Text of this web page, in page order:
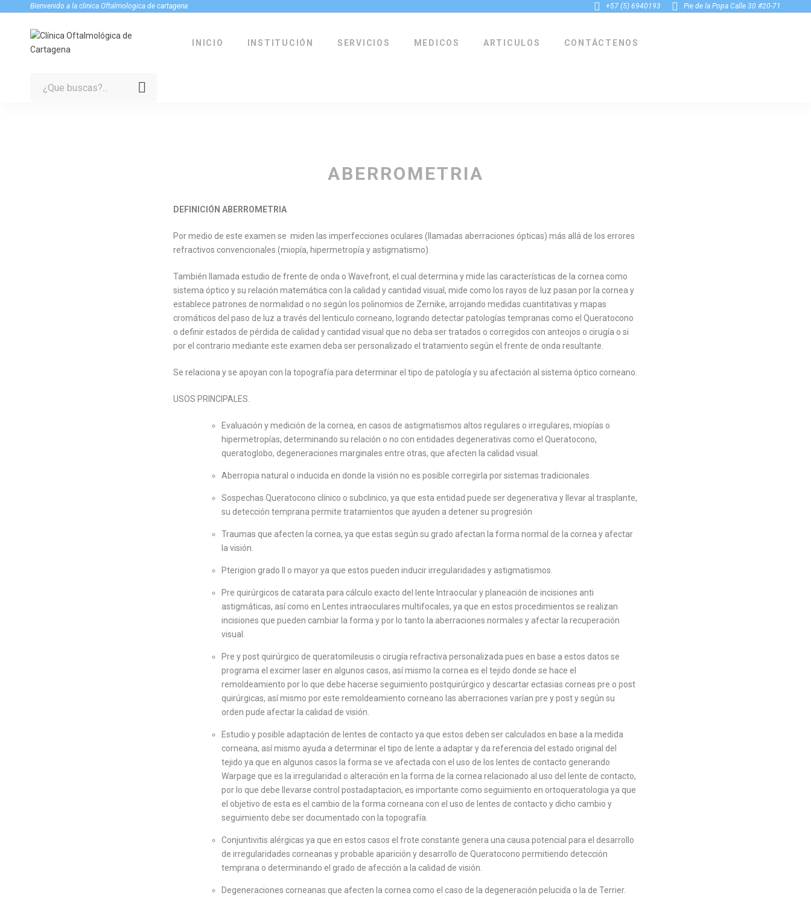
Bienvenido a la clinica Oftalmologica de cartagena +57 (5) 6940193 Pie de la Popa Calle 30 #20-71
INICIO INSTITUCIÓN SERVICIOS MEDICOS ARTICULOS CONTÁCTENOS
Search
ABERROMETRIA
DEFINICIÓN ABERROMETRIA
Por medio de este examen se miden las imperfecciones oculares (llamadas aberraciones ópticas) más allá de los errores
refractivos convencionales (miopía, hipermetropía y astigmatismo).
También llamada estudio de frente de onda o Wavefront, el cual determina y mide las características de la cornea como
sistema óptico y su relación matemática con la calidad y cantidad visual, mide como los rayos de luz pasan por la cornea y
establece patrones de normalidad o no según los polinomios de Zernike, arrojando medidas cuantitativas y mapas
cromáticos del paso de luz a través del lenticulo corneano, logrando detectar patologías tempranas como el Queratocono
o definir estados de pérdida de calidad y cantidad visual que no deba ser tratados o corregidos con anteojos o cirugía o si
por el contrario mediante este examen deba ser personalizado el tratamiento según el frente de onda resultante.
Se relaciona y se apoyan con la topografía para determinar el tipo de patología y su afectación al sistema óptico corneano.
USOS PRINCIPALES.
Evaluación y medición de la cornea, en casos de astigmatismos altos regulares o irregulares, miopías o
hipermetropías, determinando su relación o no con entidades degenerativas como el Queratocono,
queratoglobo, degeneraciones marginales entre otras, que afecten la calidad visual.
Aberropia natural o inducida en donde la visión no es posible corregirla por sistemas tradicionales.
Sospechas Queratocono clínico o subclinico, ya que esta entidad puede ser degenerativa y llevar al trasplante,
su detección temprana permite tratamientos que ayuden a detener su progresión
Traumas que afecten la cornea, ya que estas según su grado afectan la forma normal de la cornea y afectar
la visión.
Pterigion grado II o mayor ya que estos pueden inducir irregularidades y astigmatismos.
Pre quirúrgicos de catarata para cálculo exacto del lente Intraocular y planeación de incisiones anti
astigmáticas, así como en Lentes intraoculares multifocales, ya que en estos procedimientos se realizan
incisiones que pueden cambiar la forma y por lo tanto la aberraciones normales y afectar la recuperación
visual.
Pre y post quirúrgico de queratomileusis o cirugía refractiva personalizada pues en base a estos datos se
programa el excimer laser en algunos casos, así mismo la cornea es el tejido donde se hace el
remoldeamiento por lo que debe hacerse seguimiento postquirúrgico y descartar ectasias corneas pre o post
quirúrgicas, así mismo por este remoldeamiento corneano las aberraciones varían pre y post y según su
orden pude afectar la calidad de visión.
Estudio y posible adaptación de lentes de contacto ya que estos deben ser calculados en base a la medida
corneana, así mismo ayuda a determinar el tipo de lente a adaptar y da referencia del estado original del
tejido ya que en algunos casos la forma se ve afectada con el uso de los lentes de contacto generando
Warpage que es la irregularidad o alteración en la forma de la cornea relacionado al uso del lente de contacto,
por lo que debe llevarse control postadaptacion, es importante como seguimiento en ortoqueratologia ya que
el objetivo de esta es el cambio de la forma corneana con el uso de lentes de contacto y dicho cambio y
seguimiento debe ser documentado con la topografía.
Conjuntivitis alérgicas ya que en estos casos el frote constante genera una causa potencial para el desarrollo
de irregularidades corneanas y probable aparición y desarrollo de Queratocono permitiendo detección
temprana o determinando el grado de afección a la calidad de visión.
Degeneraciones corneanas que afecten la cornea como el caso de la degeneración pelucida o la de Terrier.